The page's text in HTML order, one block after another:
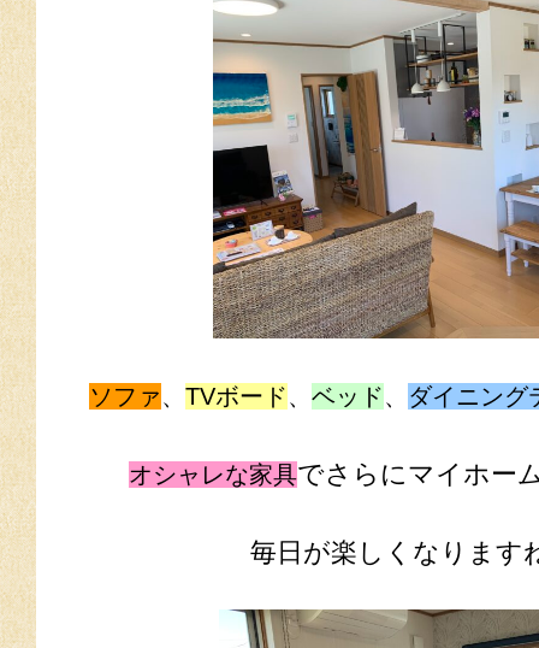
ソファ、 TVボード、 ベッド、 ダイニング
オシャレな家具でさらにマイホー
毎日が楽しくなります